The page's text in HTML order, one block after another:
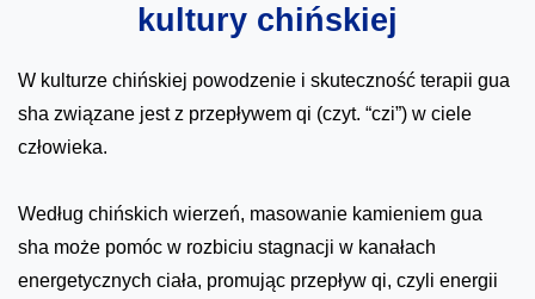
kultury chińskiej
W kulturze chińskiej powodzenie i skuteczność terapii gua
sha związane jest z przepływem qi (czyt. “czi”) w ciele
człowieka.
Według chińskich wierzeń, masowanie kamieniem gua
sha może pomóc w rozbiciu stagnacji w kanałach
energetycznych ciała, promując przepływ qi, czyli energii